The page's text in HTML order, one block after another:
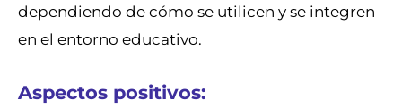
dependiendo de cómo se utilicen y se integren
en el entorno educativo.
Aspectos positivos: